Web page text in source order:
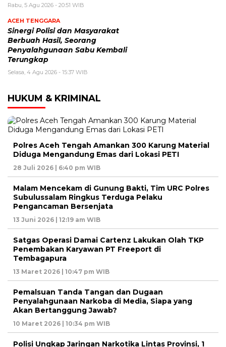
Rabu, 5 Agu 2026 - 20:51 WIB
ACEH TENGGARA
Sinergi Polisi dan Masyarakat
Berbuah Hasil, Seorang
Penyalahgunaan Sabu Kembali
Terungkap
Selasa, 4 Agu 2026 - 15:37 WIB
HUKUM & KRIMINAL
Polres Aceh Tengah Amankan 300 Karung Material
Diduga Mengandung Emas dari Lokasi PETI
28 Juli 2026 | 6:40 pm WIB
Malam Mencekam di Gunung Bakti, Tim URC Polres
Subulussalam Ringkus Terduga Pelaku
Pengancaman Bersenjata
13 Juni 2026 | 12:19 am WIB
Satgas Operasi Damai Cartenz Lakukan Olah TKP
Penembakan Karyawan PT Freeport di
Tembagapura
13 Maret 2026 | 10:47 pm WIB
Pemalsuan Tanda Tangan dan Dugaan
Penyalahgunaan Narkoba di Media, Siapa yang
Akan Bertanggung Jawab?
10 Maret 2026 | 10:34 pm WIB
Polisi Ungkap Jaringan Narkotika Lintas Provinsi, 1